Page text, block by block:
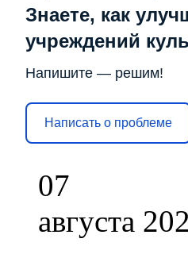
Знаете, как
учреждений
Напишите — решим!
Написать о проблеме
07
августа